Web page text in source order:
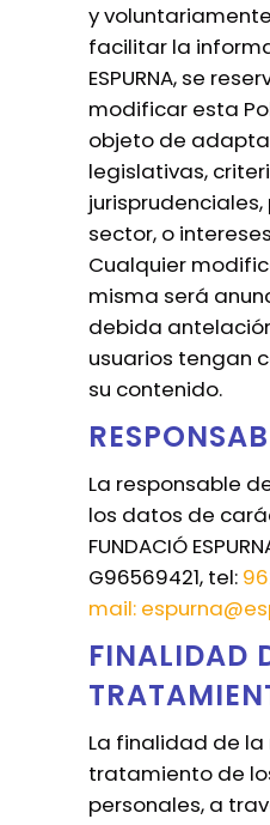
y
facilitar la
ESPURNA, se
modificar esta
objeto de
legislativas,
sector, o
Cualquier
misma será
debida
usuarios tengan
su contenido.
La responsable
los datos de
FUNDACIÓ
G96569421, tel:
mail:
FINALIDAD
La finalidad de
tratamiento de
personales, a